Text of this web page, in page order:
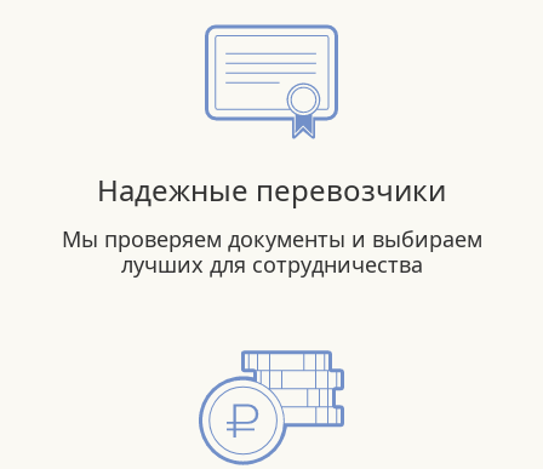
Надежные перевозчики
Мы проверяем документы и выбираем
лучших для сотрудничества